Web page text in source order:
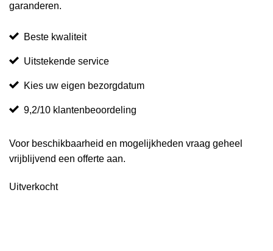
garanderen.
Beste kwaliteit
Uitstekende service
Kies uw eigen bezorgdatum
9,2/10 klantenbeoordeling
Voor beschikbaarheid en mogelijkheden vraag geheel
vrijblijvend een offerte aan.
Uitverkocht